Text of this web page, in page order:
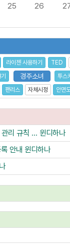
25 26
라이젠 사용하기 TED
경주소녀 투스
팬리스 자체시정 안면
리 규칙 ... 윈디하나
안내 윈디하나